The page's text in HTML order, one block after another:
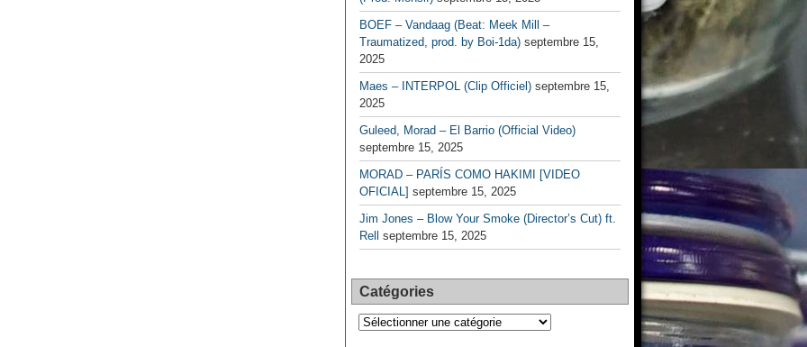
BOEF – Vandaag (Beat: Meek Mill –
Traumatized, prod. by Boi-1da) septembre 15,
2025
Maes – INTERPOL (Clip Officiel) septembre 15,
2025
Guleed, Morad – El Barrio (Official Video)
septembre 15, 2025
MORAD – PARÍS COMO HAKIMI [VIDEO
OFICIAL] septembre 15, 2025
Jim Jones – Blow Your Smoke (Director’s Cut) ft.
Rell
septembre 15, 2025
Catégories
Catégories